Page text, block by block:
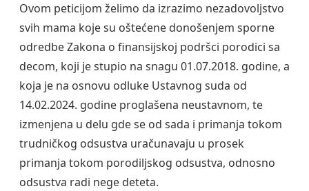
Ovom peticijom želimo da izrazimo nezadovoljstvo
svih mama koje su oštećene donošenjem sporne
odredbe Zakona o finansijskoj podršci porodici sa
decom, koji je stupio na snagu 01.07.2018. godine, a
koja je na osnovu odluke Ustavnog suda od
14.02.2024. godine proglašena neustavnom, te
izmenjena u delu gde se od sada i primanja tokom
trudničkog odsustva uračunavaju u prosek
primanja tokom porodiljskog odsustva, odnosno
odsustva radi nege deteta.